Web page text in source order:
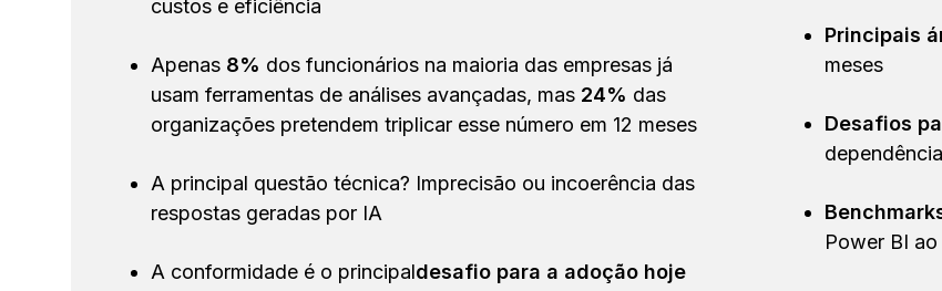
custos e eficiência
Apenas 8% dos funcionários na maioria das empresas já
usam ferramentas de análises avançadas, mas 24% das
organizações pretendem triplicar esse número em 12 meses
A principal questão técnica? Imprecisão ou incoerência das
respostas geradas por IA
A conformidade é o principaldesafio para a adoção hoje
Principais
meses
Desafios
Power BI